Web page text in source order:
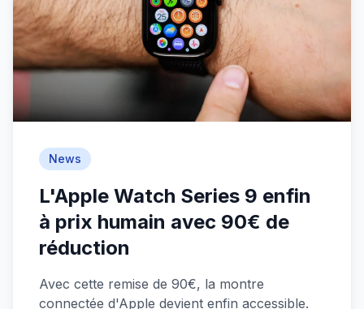
News
L'Apple Watch Series 9 enfin
à prix humain avec 90€ de
réduction
Avec cette remise de 90€, la montre
connectée d'Apple devient enfin accessible.